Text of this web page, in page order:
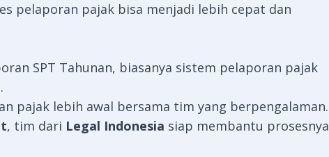
pelaporan pajak bisa menjadi lebih cepat dan
SPT Tahunan, biasanya sistem pelaporan pajak
pajak lebih awal bersama tim yang berpengalaman.
, tim dari Legal Indonesia siap membantu prosesnya